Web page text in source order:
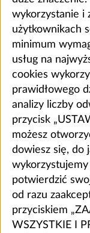
wykorzystanie i
użytkownikach
minimum
usług na
cookies
prawidłowego
analizy liczby
przycisk
możesz
dowiesz się, do
potwierdzić
od razu
przyciskiem
WSZYSTKIE I